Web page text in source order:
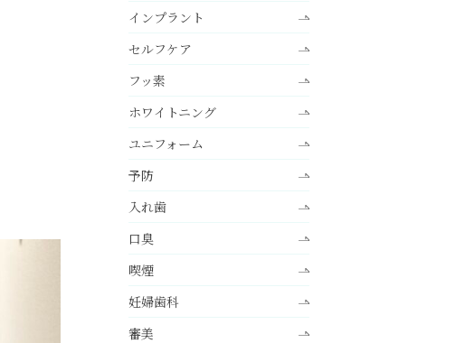
インプラント
セルフケア
フッ素
ホワイトニング
ユニフォーム
予防
入れ歯
口臭
喫煙
妊婦歯科
審美